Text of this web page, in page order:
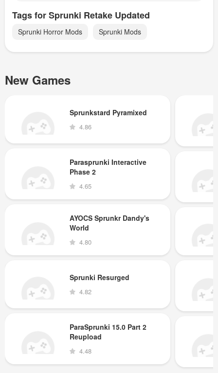
Tags for Sprunki Retake Updated
Sprunki Horror Mods Sprunki Mods
New Games
Sprunkstard Pyramixed
4.86
Parasprunki Interactive
Phase 2
4.65
AYOCS Sprunkr Dandy's
World
4.80
Sprunki Resurged
4.82
ParaSprunki 15.0 Part 2
Reupload
4.48